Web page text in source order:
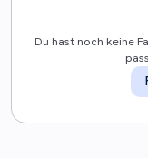
Du hast noch keine